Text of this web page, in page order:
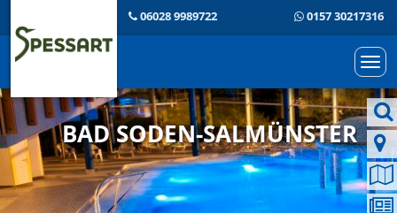
06028 9989722 0157 30217316
BAD SODEN-SALMÜNSTER